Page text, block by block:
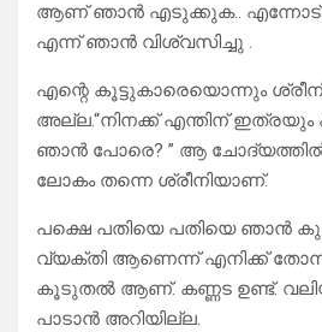
ആണ് ഞാൻ എടുക്കുക.. എന്നോട്
എന്ന് ഞാൻ വിശ്വസിച്ചു .
എന്റെ കൂട്ടുകാരെയൊന്നും
അല്ല.“നിനക്ക് എന്തിന് ഇത്രയും
ഞാൻ പോരെ? ” ആ
ലോകം തന്നെ ശ്രീനിയാണ്.
പക്ഷെ പതിയെ പതിയെ ഞാൻ
വ്യക്തി ആണെന്ന് എനിക്ക്
കൂടുതൽ ആണ്. കണ്ണട ഉണ്ട്.
പാടാൻ അറിയില്ല.